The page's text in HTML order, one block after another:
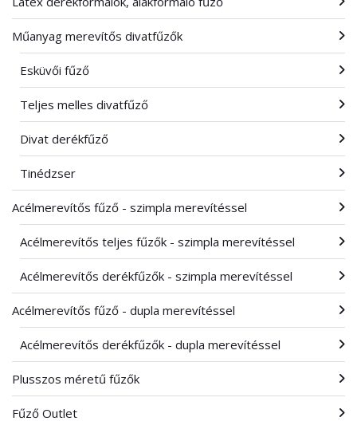
Műanyag merevítős divatfűzők
Esküvői fűző
Teljes melles divatfűző
Divat derékfűző
Tinédzser
Acélmerevítős fűző - szimpla merevítéssel
Acélmerevítős teljes fűzők - szimpla merevítéssel
Acélmerevítős derékfűzők - szimpla merevítéssel
Acélmerevítős fűző - dupla merevítéssel
Acélmerevítős derékfűzők - dupla merevítéssel
Plusszos méretű fűzők
Fűző Outlet